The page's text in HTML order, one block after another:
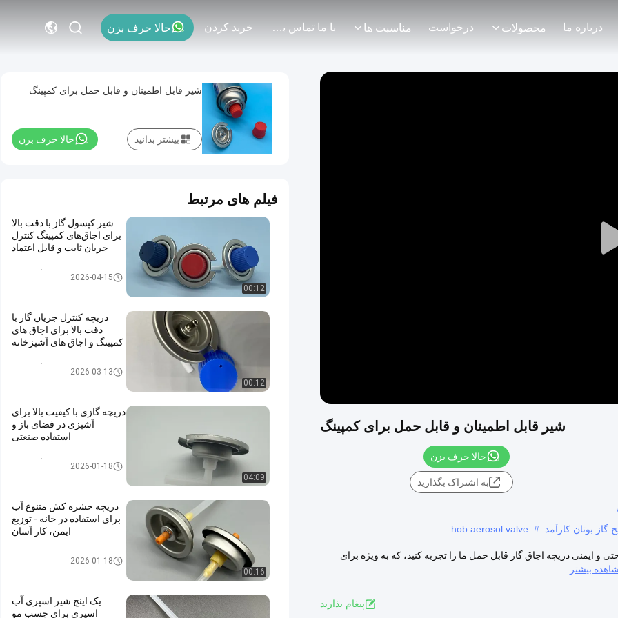
درباره ما محصولات درخواست مناسبت ها با ما تماس بگیرید خريد كردن حالا حرف بزن
Play
شیر قابل اطمینان و قابل حمل برای کمپینگ
حالا حرف بزن
به اشتراک بگذارید
بوتان کارآمد
#
hob aerosol valve
ایمنی دریچه اجاق گاز قابل حمل ما را تجربه کنید، که به ویژه برای
بیشتر
پيغام بذاريد
شیر قابل اطمینان و قابل حمل برای کمپینگ
حالا حرف بزن بیشتر بدانید
فیلم های مرتبط
00:12
شیر کپسول گاز با دقت بالا
برای اجاق‌های کمپینگ کنترل
جریان ثابت و قابل اعتماد
شیر کارتریج گاز بوتان2026-04-15
00:12
دریچه کنترل جریان گاز با
دقت بالا برای اجاق های
کمپینگ و اجاق های آشپزخانه
شیر کارتریج گاز بوتان2026-03-13
04:09
دریچه گازی با کیفیت بالا برای
آشپزی در فضای باز و
استفاده صنعتی
شیر کارتریج گاز بوتان2026-01-18
00:16
دریچه حشره کش متنوع آب
برای استفاده در خانه - توزیع
ایمن، کار آسان
water alcohol based insecticid
2026-01-18
یک اینچ شیر اسپری آب
اسپری برای چسب مو